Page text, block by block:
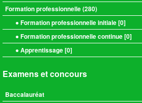
Formation professionnelle (280)
● Formation professionnelle initiale [0]
● Formation professionnelle continue [0]
● Apprentissage [0]
Examens et concours
Baccalauréat